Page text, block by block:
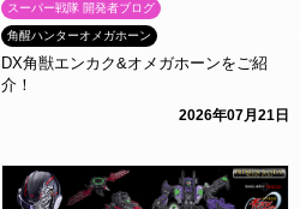
スーパー戦隊 開発者ブログ
角醒ハンターオメガホーン
DX角獣エンカク&オメガホーンをご紹
介！
2026年07月21日